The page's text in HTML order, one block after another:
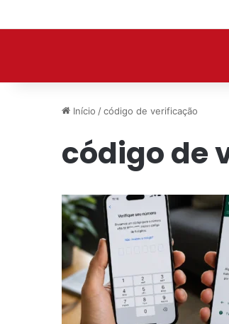
Início /código de verificação
código de